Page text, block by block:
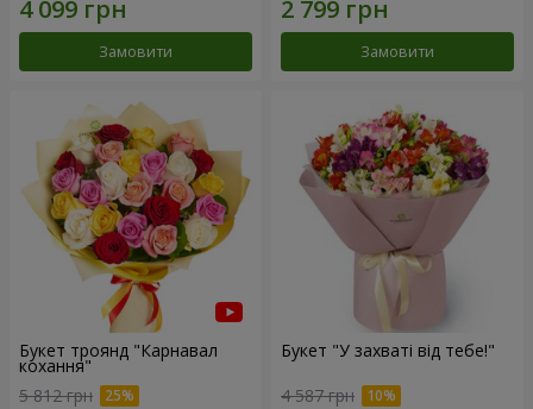
Замовити Замовити
Букет троянд "Карнавал
кохання"
5 812 грн
Букет "У захваті від тебе!"
4 587 грн